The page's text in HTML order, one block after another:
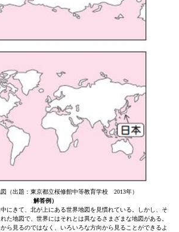
（出題：東京都立桜修館中等教育学校 2013年）
解答例）
にきて、北が上にある世界地図を見慣れている。しかし、そ
た地図で、世界にはそれとは異なるさまざまな地図がある。
ら見るのではなく、いろいろな方向から見ることができるよ